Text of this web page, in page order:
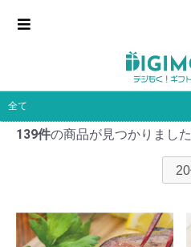
全て
139件の商品が見つかりました